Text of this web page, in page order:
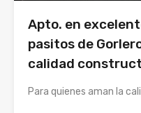
Apto. en
pasitos de
calidad
Para quienes aman la